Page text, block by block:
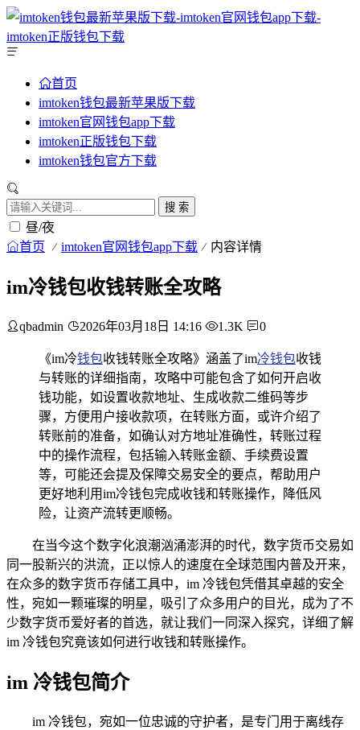
首页
imtoken钱包最新苹果版下载
imtoken官网钱包app下载
imtoken正版钱包下载
imtoken钱包官方下载
搜 索
昼/夜
首页 imtoken官网钱包app下载 内容详情
im冷钱包收钱转账全攻略
qbadmin 2026年03月18日 14:16 1.3K 0
《im冷钱包收钱转账全攻略》涵盖了im冷钱包收钱
与转账的详细指南，攻略中可能包含了如何开启收
钱功能，如设置收款地址、生成收款二维码等步
骤，方便用户接收款项，在转账方面，或许介绍了
转账前的准备，如确认对方地址准确性，转账过程
中的操作流程，包括输入转账金额、手续费设置
等，可能还会提及保障交易安全的要点，帮助用户
更好地利用im冷钱包完成收钱和转账操作，降低风
险，让资产流转更顺畅。
在当今这个数字化浪潮汹涌澎湃的时代，数字货币交易如
同一股新兴的洪流，正以惊人的速度在全球范围内普及开来，
在众多的数字货币存储工具中，im 冷钱包凭借其卓越的安全
性，宛如一颗璀璨的明星，吸引了众多用户的目光，成为了不
少数字货币爱好者的首选，就让我们一同深入探究，详细了解
im 冷钱包究竟该如何进行收钱和转账操作。
im 冷钱包简介
im 冷钱包，宛如一位忠诚的守护者，是专门用于离线存